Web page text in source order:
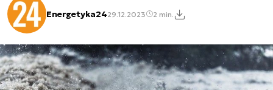
Energetyka2429.12.2023 2 min.